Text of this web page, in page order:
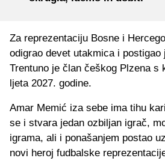
Za reprezentaciju Bosne i
odigrao devet utakmica i postigao
Trentuno je član češkog Plzena s
ljeta 2027. godine.
Amar Memić iza sebe ima tihu
se i stvara jedan ozbiljan igrač,
igrama, ali i ponašanjem postao
novi heroj fudbalske